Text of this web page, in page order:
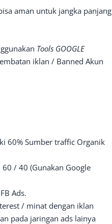
aman untuk jangka panjang
Tools GOOGLE
iklan / Banned Akun
60% Sumber traffic Organik
/ 40 (Gunakan Google
Ads.
/ minat dengan iklan
pada jaringan ads lainya